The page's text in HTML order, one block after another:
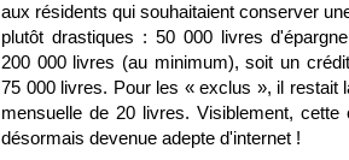
aux résidents qui souhaitaient conserver
plutôt drastiques : 50 000 livres
200 000 livres (au minimum), soit un
75 000 livres. Pour les « exclus », il restait
mensuelle de 20 livres. Visiblement,
désormais devenue adepte d'internet !